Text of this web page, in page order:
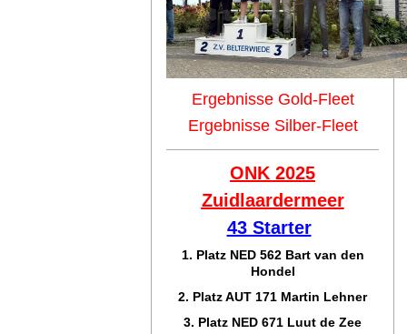
Ergebnisse Gold-Fleet
Ergebnisse Silber-Fleet
ONK 2025
Zuidlaardermeer
43 Starter
1. Platz NED 562 Bart van den
Hondel
2. Platz AUT 171 Martin Lehner
3. Platz NED 671 Luut de Zee